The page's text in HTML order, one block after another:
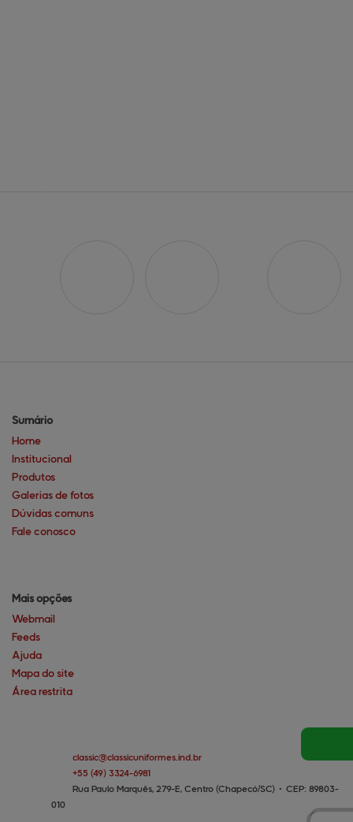
Sumário
Home
Institucional
Produtos
Galerias de fotos
Dúvidas comuns
Fale conosco
Mais opções
Webmail
Feeds
Ajuda
Mapa do site
Área restrita
classic@classicuniformes.ind.br
+55 (49) 3324-6981
Rua Paulo Marquês, 279-E, Centro (Chapecó/SC) • CEP: 89803-
010